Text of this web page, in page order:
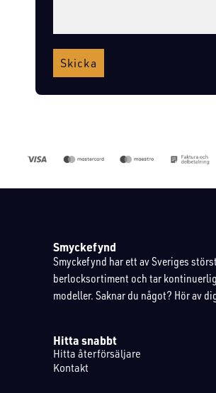
Skicka
Smyckefynd
Smyckefynd har ett av Sveriges
berlocksortiment och tar
modeller. Saknar du något? Hör av
Hitta snabbt
Hitta återförsäljare
Kontakt